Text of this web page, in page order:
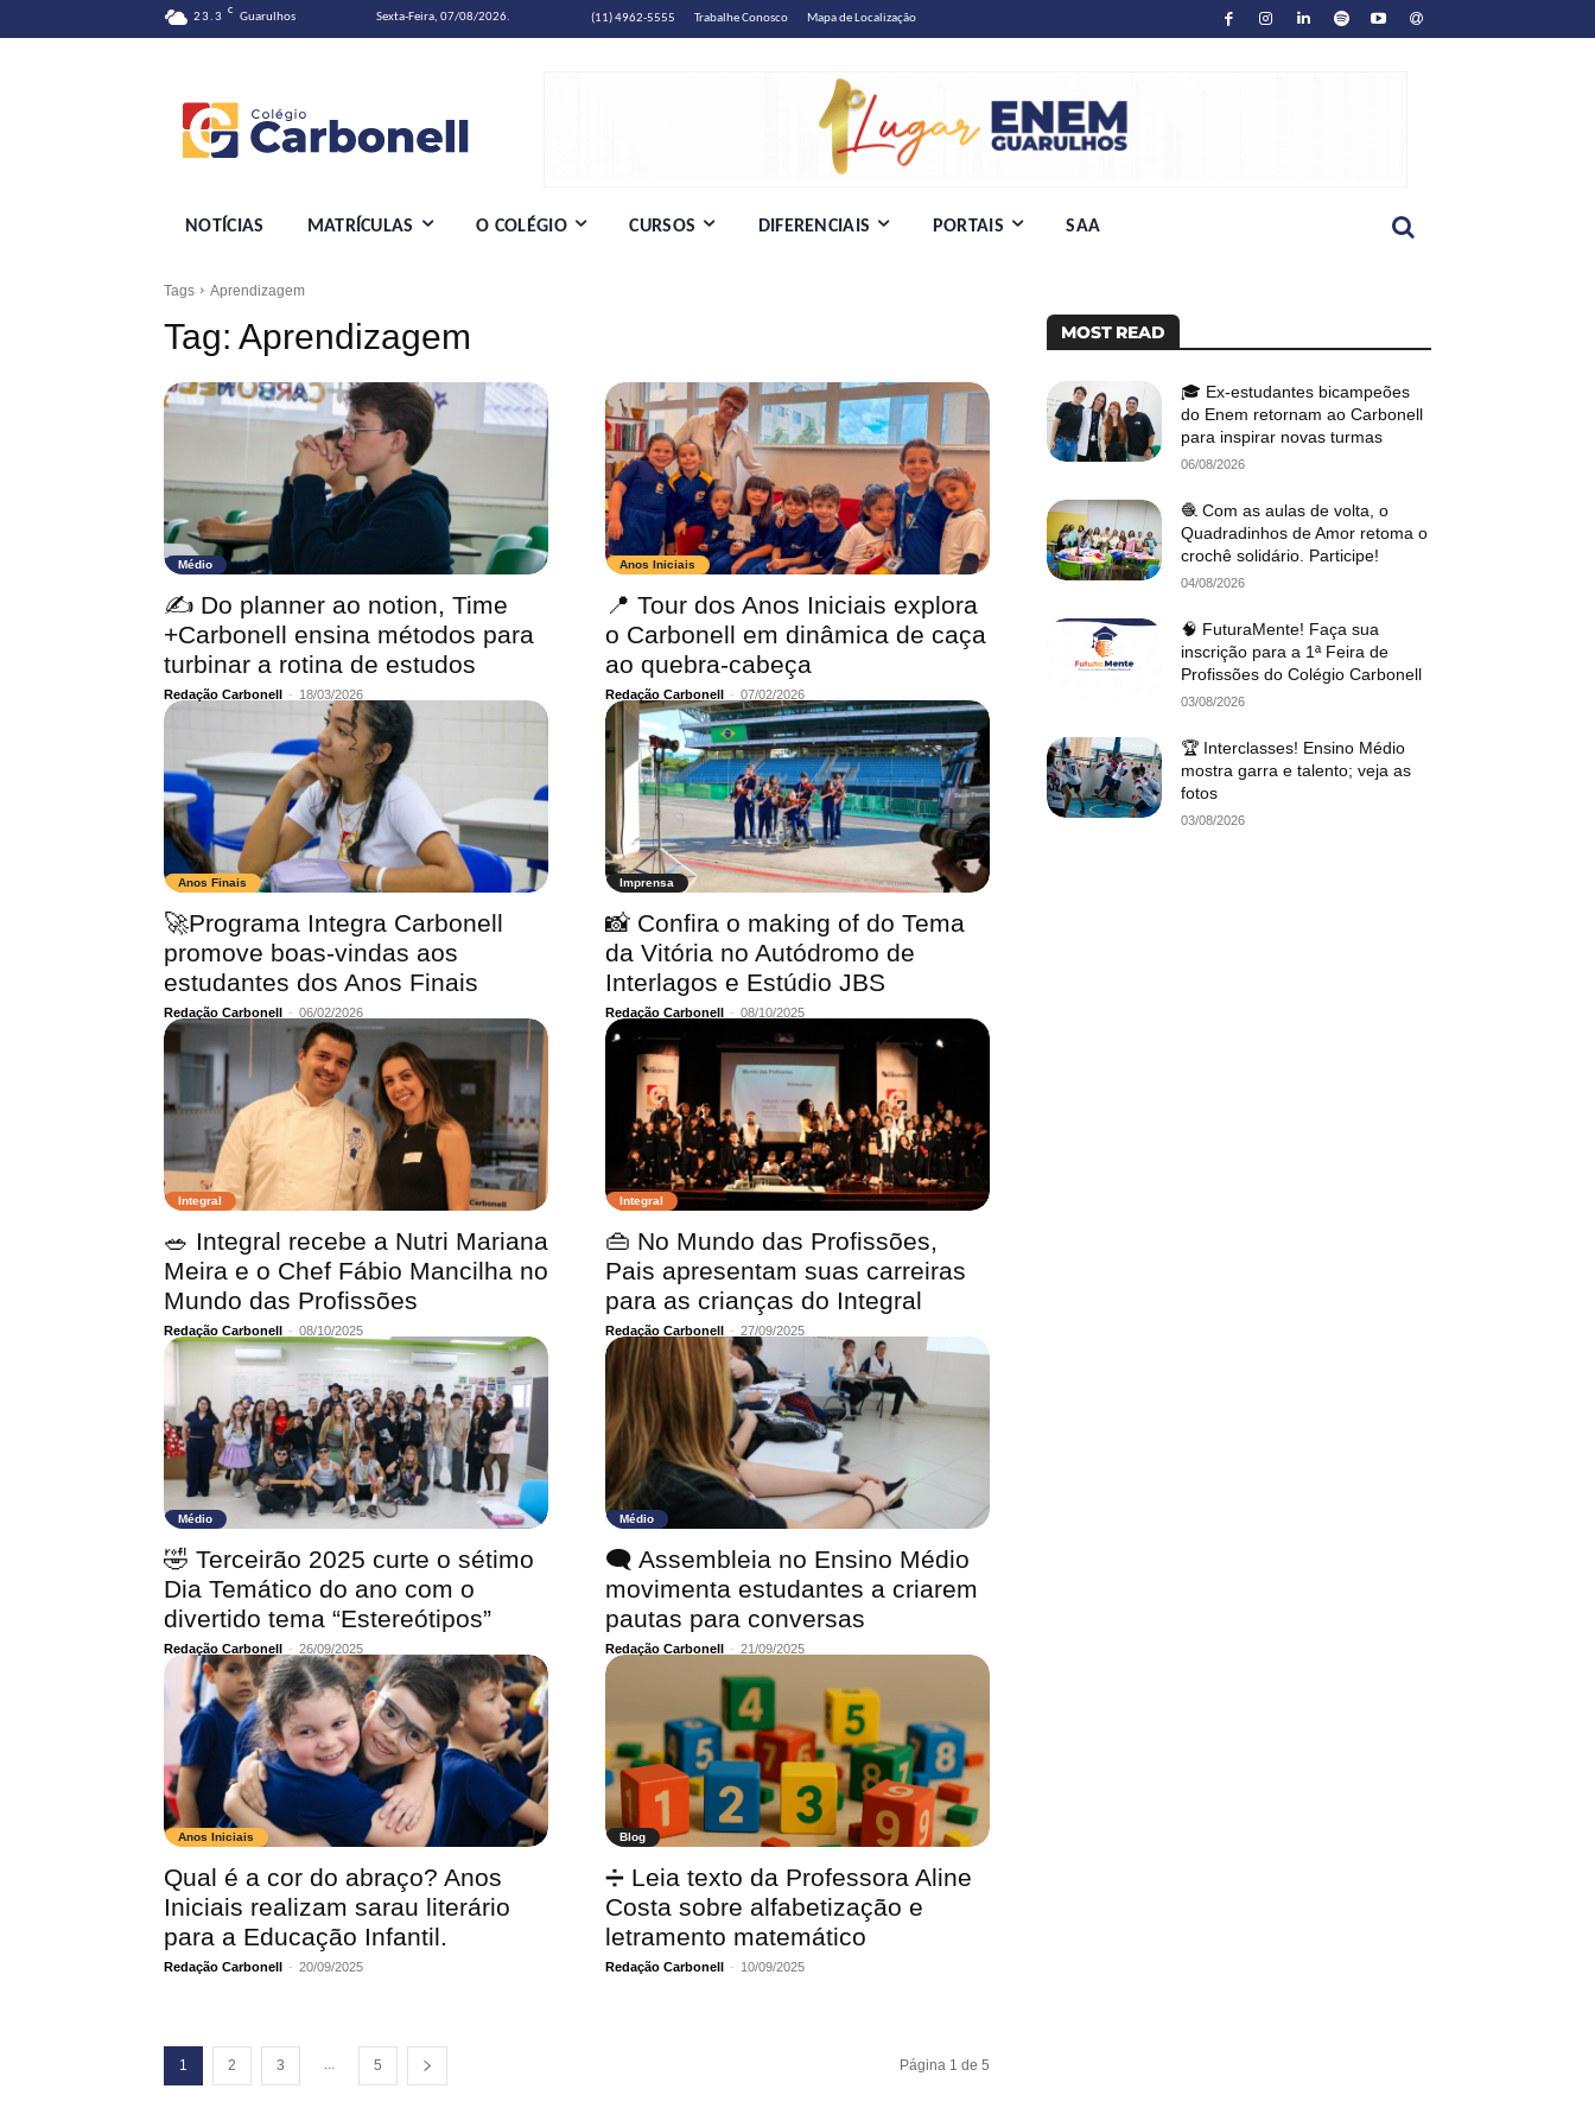
23.3 C Guarulhos Sexta-Feira, 07/08/2026. (11) 4962-5555 Trabalhe Conosco Mapa de Localização
NOTÍCIAS MATRÍCULAS O COLÉGIO CURSOS DIFERENCIAIS PORTAIS SAA
Tags Aprendizagem
Tag: Aprendizagem
Médio
✍️ Do planner ao notion, Time
+Carbonell ensina métodos para
turbinar a rotina de estudos
Redação Carbonell - 18/03/2026
Anos Iniciais
📍 Tour dos Anos Iniciais explora
o Carbonell em dinâmica de caça
ao quebra-cabeça
Redação Carbonell - 07/02/2026
Anos Finais
🚀Programa Integra Carbonell
promove boas-vindas aos
estudantes dos Anos Finais
Redação Carbonell - 06/02/2026
Imprensa
📸 Confira o making of do Tema
da Vitória no Autódromo de
Interlagos e Estúdio JBS
Redação Carbonell - 08/10/2025
Integral
🥗 Integral recebe a Nutri Mariana
Meira e o Chef Fábio Mancilha no
Mundo das Profissões
Redação Carbonell - 08/10/2025
Integral
👜 No Mundo das Profissões,
Pais apresentam suas carreiras
para as crianças do Integral
Redação Carbonell - 27/09/2025
Médio
🤣 Terceirão 2025 curte o sétimo
Dia Temático do ano com o
divertido tema “Estereótipos”
Redação Carbonell - 26/09/2025
Médio
🗨 Assembleia no Ensino Médio
movimenta estudantes a criarem
pautas para conversas
Redação Carbonell - 21/09/2025
Anos Iniciais
Qual é a cor do abraço? Anos
Iniciais realizam sarau literário
para a Educação Infantil.
Redação Carbonell - 20/09/2025
Blog
➗ Leia texto da Professora Aline
Costa sobre alfabetização e
letramento matemático
Redação Carbonell - 10/09/2025
1 2 3 5 Página 1 de 5
MOST READ
🎓 Ex-estudantes bicampeões
do Enem retornam ao Carbonell
para inspirar novas turmas
06/08/2026
🧶 Com as aulas de volta, o
Quadradinhos de Amor retoma o
crochê solidário. Participe!
04/08/2026
🧠 FuturaMente! Faça sua
inscrição para a 1ª Feira de
Profissões do Colégio Carbonell
03/08/2026
🏆 Interclasses! Ensino Médio
mostra garra e talento; veja as
fotos
03/08/2026